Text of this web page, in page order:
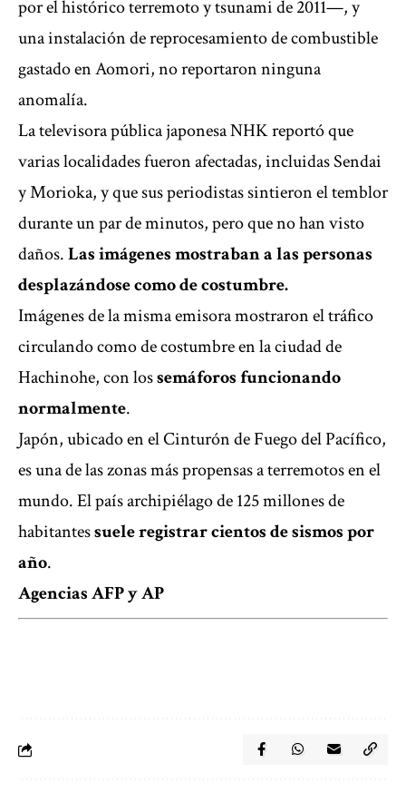
por el histórico terremoto y tsunami de 2011—, y
una instalación de reprocesamiento de combustible
gastado en Aomori, no reportaron ninguna
anomalía.
La televisora pública japonesa NHK reportó que
varias localidades fueron afectadas, incluidas Sendai
y Morioka, y que sus periodistas sintieron el temblor
durante un par de minutos, pero que no han visto
daños.Las imágenes mostraban a las personas
desplazándose como de costumbre.
Imágenes de la misma emisora mostraron el tráfico
circulando como de costumbre en la ciudad de
Hachinohe, con lossemáforos funcionando
normalmente.
Japón, ubicado en el Cinturón de Fuego del Pacífico,
es una de las zonas más propensas a terremotos en el
mundo. El país archipiélago de 125 millones de
habitantessuele registrar cientos de sismos por
año.
Agencias AFP y AP